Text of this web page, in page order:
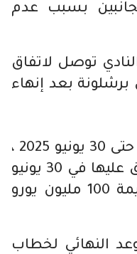
بسبب عدم
توصل لاتفاق
بعد إنهاء
سيتم توقيع عقد أوباميانغ حتى 30 يونيو 2025 ،
مع إمكانية المغادرة المتفق عليها في 30 يونيو
2023 ، مع شرط جزائي بقيمة 100 مليون يورو
النهائي لخطاب